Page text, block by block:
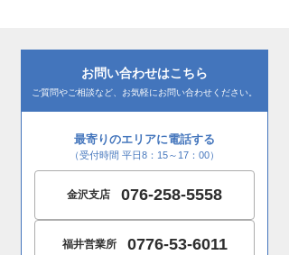
お問い合わせはこちら
ご質問やご相談など、お気軽にお問い合わせください。
最寄りのエリアに電話する
（受付時間 平日8：15～17：00）
金沢支店 076-258-5558
福井営業所 0776-53-6011